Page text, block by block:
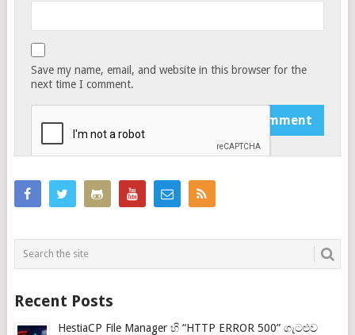
Save my name, email, and website in this browser for the
next time I comment.
Recent Posts
HestiaCP File Manager හි “HTTP ERROR 500” ගැටළුව